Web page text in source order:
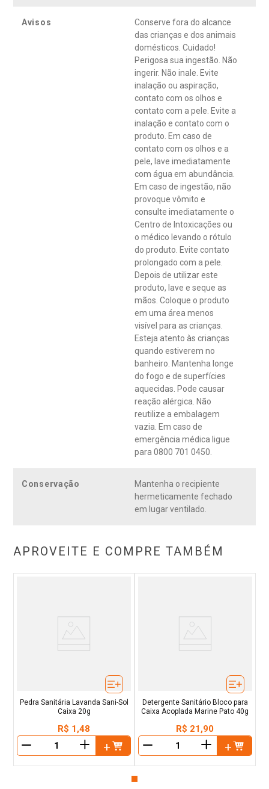
Avisos
Conserve fora do alcance
das crianças e dos animais
domésticos. Cuidado!
Perigosa sua ingestão. Não
ingerir. Não inale. Evite
inalação ou aspiração,
contato com os olhos e
contato com a pele. Evite a
inalação e contato com o
produto. Em caso de
contato com os olhos e a
pele, lave imediatamente
com água em abundância.
Em caso de ingestão, não
provoque vômito e
consulte imediatamente o
Centro de Intoxicações ou
o médico levando o rótulo
do produto. Evite contato
prolongado com a pele.
Depois de utilizar este
produto, lave e seque as
mãos. Coloque o produto
em uma área menos
visível para as crianças.
Esteja atento às crianças
quando estiverem no
banheiro. Mantenha longe
do fogo e de superfícies
aquecidas. Pode causar
reação alérgica. Não
reutilize a embalagem
vazia. Em caso de
emergência médica ligue
para 0800 701 0450.
Conservação
Mantenha o recipiente
hermeticamente fechado
em lugar ventilado.
APROVEITE E COMPRE TAMBÉM
Pedra Sanitária Lavanda Sani-Sol
Caixa 20g
R$ 1,48
＋
Detergente Sanitário Bloco para
Caixa Acoplada Marine Pato 40g
R$ 21,90
＋